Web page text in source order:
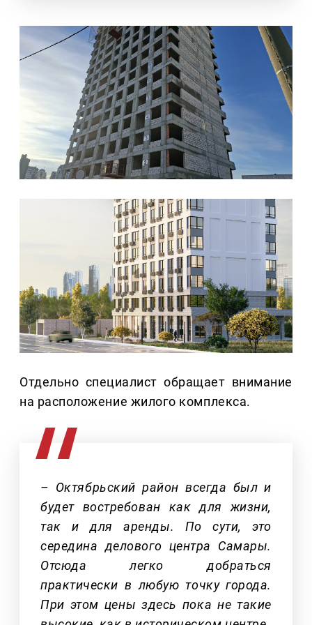
Отдельно специалист обращает внимание
на расположение жилого комплекса.
– Октябрьский район всегда был и
будет востребован как для жизни,
так и для аренды. По сути, это
середина делового центра Самары.
Отсюда легко добраться
практически в любую точку города.
При этом цены здесь пока не такие